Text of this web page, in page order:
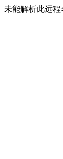
未能解析此远程